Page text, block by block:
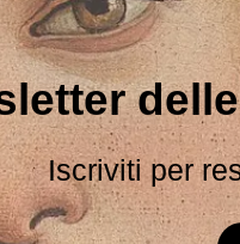
Iscriviti per